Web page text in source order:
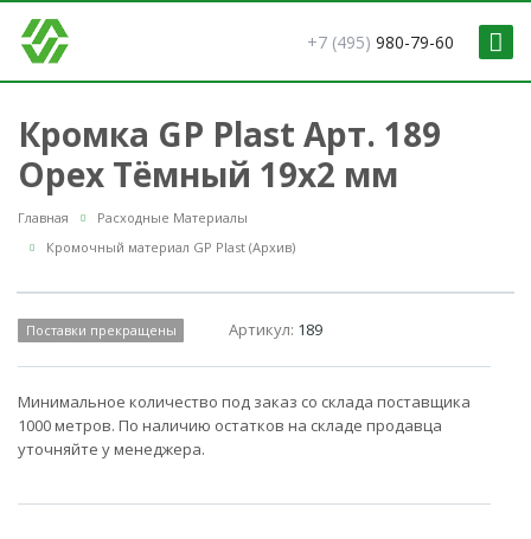
+7 (495) 980-79-60
Кромка GP Plast Арт. 189
Орех Тёмный 19x2 мм
Главная
Расходные Материалы
Кромочный материал GP Plast (Архив)
Поставки прекращены Артикул: 189
Минимальное количество под заказ со склада поставщика
1000 метров. По наличию остатков на складе продавца
уточняйте у менеджера.